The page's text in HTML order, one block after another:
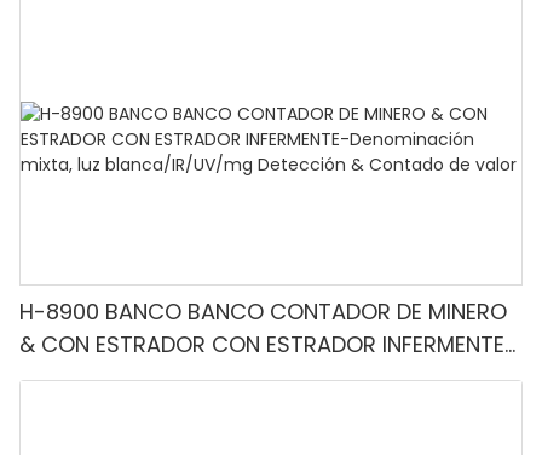
H-8900 BANCO BANCO CONTADOR DE MINERO
& CON ESTRADOR CON ESTRADOR INFERMENTE-
Denominación mixta, luz blanca/IR/UV/mg